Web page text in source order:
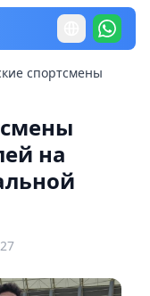
спортсмены
на